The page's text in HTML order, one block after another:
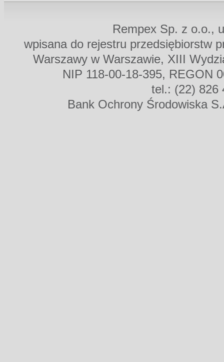
Rempex Sp. z o.o.,
wpisana do rejestru przedsiębiorstw
Warszawy w Warszawie, XIII
NIP 118-00-18-395, REGON
tel.: (22) 826
Bank Ochrony Środowiska